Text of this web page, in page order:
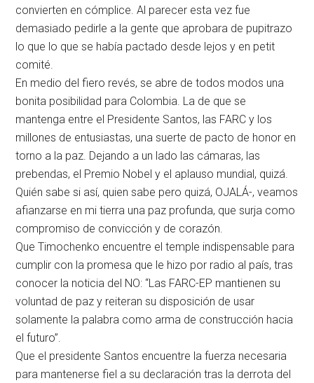
convierten en cómplice. Al parecer esta vez fue
demasiado pedirle a la gente que aprobara de pupitrazo
lo que lo que se había pactado desde lejos y en petit
comité.
En medio del fiero revés, se abre de todos modos una
bonita posibilidad para Colombia. La de que se
mantenga entre el Presidente Santos, las FARC y los
millones de entusiastas, una suerte de pacto de honor en
torno a la paz. Dejando a un lado las cámaras, las
prebendas, el Premio Nobel y el aplauso mundial, quizá.
Quién sabe si así, quien sabe pero quizá, OJALÁ-, veamos
afianzarse en mi tierra una paz profunda, que surja como
compromiso de convicción y de corazón.
Que Timochenko encuentre el temple indispensable para
cumplir con la promesa que le hizo por radio al país, tras
conocer la noticia del NO: “Las FARC-EP mantienen su
voluntad de paz y reiteran su disposición de usar
solamente la palabra como arma de construcción hacia
el futuro”.
Que el presidente Santos encuentre la fuerza necesaria
para mantenerse fiel a su declaración tras la derrota del